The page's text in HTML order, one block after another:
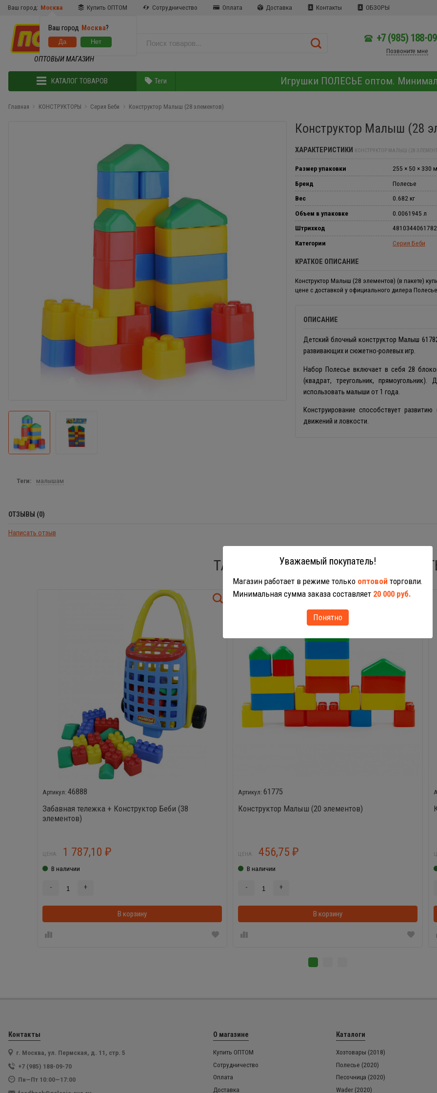
Ваш город: Москва
Ваш город Москва?
Купить ОПТОМ Сотрудничество Оплата Доставка Контакты ОБЗОРЫ
ОПТОВЫЙ МАГАЗИН
+7 (985) 188-
Позвоните мне
КАТАЛОГ ТОВАРОВ Теги Игрушки ПОЛЕСЬЕ оптом.
Главная КОНСТРУКТОРЫ Серия Беби Конструктор Малыш (28 элементов)
Конструктор Малыш (28
ХАРАКТЕРИСТИКИ КОНСТРУКТОР МАЛЫШ (28
Размер упаковки
255 × 50 × 330
Бренд
Полесье
Вес
0.682 кг
Объем в упаковке
0.0061945 л
Штрихкод
4810344061782
Категории
Серия Беби
КРАТКОЕ ОПИСАНИЕ
Конструктор Малыш (28 элементов) (в пакете)
цене с доставкой у официального дилера
ОПИСАНИЕ
Детский блочный конструктор Малыш
развивающих и сюжетно-ролевых игр.
Набор Полесье включает в себя 28
(квадрат, треугольник,
использовать малыши от 1 года.
Конструирование способствует
движений и ловкости.
Теги: малышам
ОТЗЫВЫ (0)
Написать отзыв
ТАКЖЕ ВАС МОГУТ
46888
Забавная тележка + Конструктор Беби (38
элементов)
ЦЕНА: 1 787,10 ₽
В наличии
- +
В корзину В корзинке
61775
Конструктор Малыш (20 элементов)
ЦЕНА: 456,75 ₽
В наличии
- +
В корзину
Контакты
г. Москва, ул. Пермская, д. 11, стр. 5
+7 (985) 188-09-70
Пн—Пт 10:00—17:00
О магазине
Купить ОПТОМ
Сотрудничество
Оплата
Доставка
Каталоги
Хозтовары (2018)
Полесье (2020)
Песочница (2020)
Wader (2020)
Уважаемый покупатель!
Магазин работает в режиме только оптовой торговли.
Минимальная сумма заказа составляет 20 000 руб.
Понятно